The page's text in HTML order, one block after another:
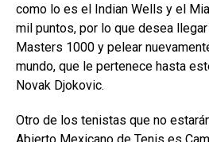
como lo es el Indian Wells y el
mil puntos, por lo que desea
Masters 1000 y pelear
mundo, que le pertenece hasta
Novak Djokovic.
Otro de los tenistas que no